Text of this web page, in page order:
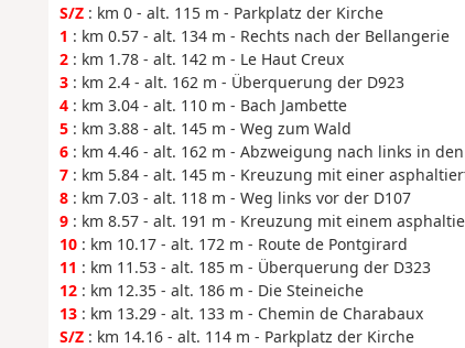
S/Z: km 0 - alt. 115 m - Parkplatz der Kirche
1 : km 0.57 - alt. 134 m - Rechts nach der Bellangerie
2: km 1.78 - alt. 142 m - Le Haut Creux
3: km 2.4 - alt. 162 m - Überquerung der D923
4: km 3.04 - alt. 110 m - Bach Jambette
5: km 3.88 - alt. 145 m - Weg zum Wald
6: km 4.46 - alt. 162 m - Abzweigung nach links in
7: km 5.84 - alt. 145 m - Kreuzung mit einer
8: km 7.03 - alt. 118 m - Weg links vor der D107
9: km 8.57 - alt. 191 m - Kreuzung mit einem
10: km 10.17 - alt. 172 m - Route de Pontgirard
11 : km 11.53 - alt. 185 m - Überquerung der D323
12: km 12.35 - alt. 186 m - Die Steineiche
13: km 13.29 - alt. 133 m - Chemin de Charabaux
S/Z: km 14.16 - alt. 114 m - Parkplatz der Kirche